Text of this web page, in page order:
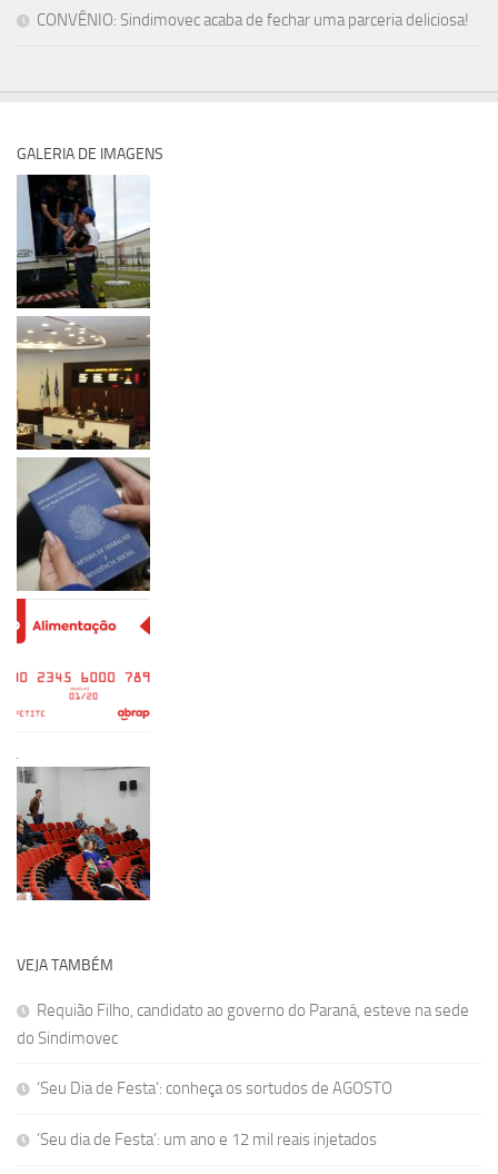
CONVÊNIO: Sindimovec acaba de fechar uma parceria deliciosa!
GALERIA DE IMAGENS
VEJA TAMBÉM
Requião Filho, candidato ao governo do Paraná, esteve na sede
do Sindimovec
‘Seu Dia de Festa’: conheça os sortudos de AGOSTO
‘Seu dia de Festa’: um ano e 12 mil reais injetados